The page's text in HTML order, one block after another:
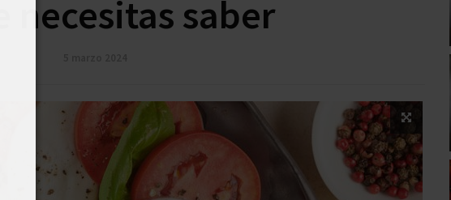
necesitas saber